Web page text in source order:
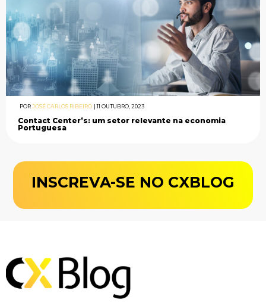
PORJOSÉ CARLOS RIBEIRO |11 OUTUBRO, 2023
Contact Center’s: um setor relevante na economia
Portuguesa
INSCREVA-SE NO CXBLOG